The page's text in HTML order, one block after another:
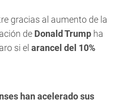
gracias al aumento de la
de Donald Trump ha
si el arancel del 10%
han acelerado sus